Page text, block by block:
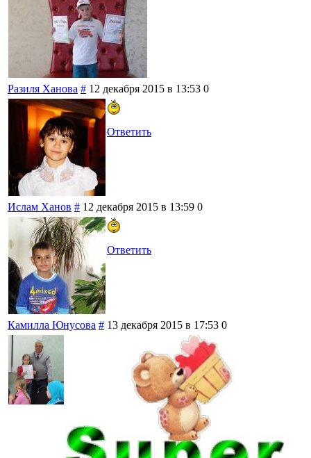
Разиля Ханова # 12 декабря 2015 в 13:53 0
Ответить
Ислам Ханов # 12 декабря 2015 в 13:59 0
Ответить
Камилла Юнусова # 13 декабря 2015 в 17:53 0